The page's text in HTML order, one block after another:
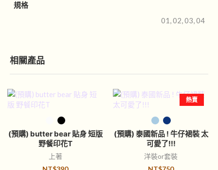
規格
01, 02, 03, 04
相關產品
選擇規格
(預購) butter bear 貼身 短版
野餐印花T
上著
熱賣
選擇規格
(預購) 泰國新品 ! 牛仔裙裝 太
可愛了!!!
洋裝or套裝